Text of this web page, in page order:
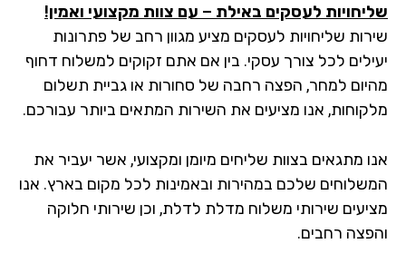
לעסקים באילת – עם צוות מקצועי ואמין!
שליחויות לעסקים מציע מגוון רחב של פתרונות
לכל צורך עסקי. בין אם אתם זקוקים למשלוח דחוף
למחר, הפצה רחבה של סחורות או גביית תשלום
אנו מציעים את השירות המתאים ביותר עבורכם.
מתגאים בצוות שליחים מיומן ומקצועי, אשר יעביר את
שלכם במהירות ובאמינות לכל מקום בארץ. אנו
שירותי משלוח מדלת לדלת, וכן שירותי חלוקה
רחבים.